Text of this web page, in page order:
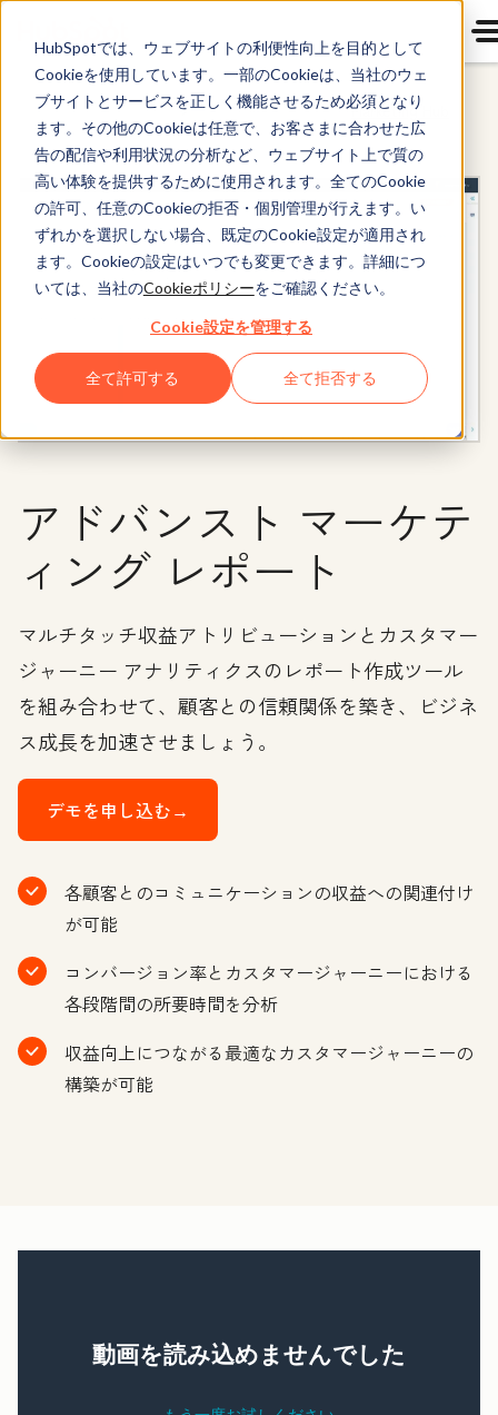
HubSpotでは、ウェブサイトの利便性向上を目的として
Cookieを使用しています。一部のCookieは、当社のウェ
ブサイトとサービスを正しく機能させるため必須となり
ます。その他のCookieは任意で、お客さまに合わせた広
告の配信や利用状況の分析など、ウェブサイト上で質の
高い体験を提供するために使用されます。全てのCookie
の許可、任意のCookieの拒否・個別管理が行えます。い
ずれかを選択しない場合、既定のCookie設定が適用され
ます。Cookieの設定はいつでも変更できます。詳細につ
いては、当社のCookieポリシーをご確認ください。
Cookie設定を管理する
全て許可する 全て拒否する
Marketing Hub
アドバンスト マーケテ
ィング レポート
マルチタッチ収益アトリビューションとカスタマー
ジャーニー アナリティクスのレポート作成ツール
を組み合わせて、顧客との信頼関係を築き、ビジネ
ス成長を加速させましょう。
デモを申し込む→
各顧客とのコミュニケーションの収益への関連付け
が可能
コンバージョン率とカスタマージャーニーにおける
各段階間の所要時間を分析
収益向上につながる最適なカスタマージャーニーの
構築が可能